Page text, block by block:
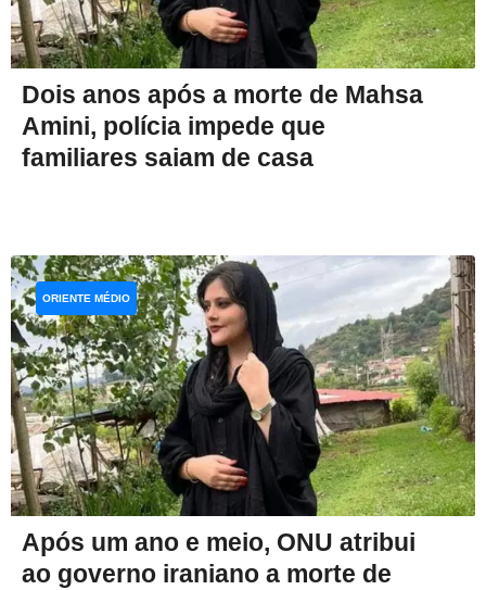
Dois anos após a morte de Mahsa
Amini, polícia impede que
familiares saiam de casa
Após um ano e meio, ONU atribui
ao governo iraniano a morte de
ORIENTE MÉDIO